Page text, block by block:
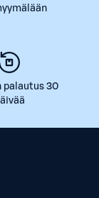
palautus 30